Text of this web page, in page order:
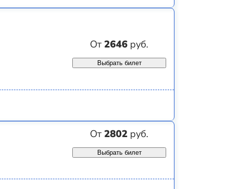
От2646 руб.
Выбрать билет
От2802 руб.
Выбрать билет